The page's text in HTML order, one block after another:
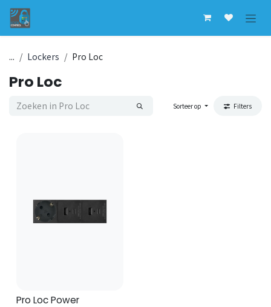
... Lockers Pro Loc
Pro Loc
Sorteer op Filters
Pro Loc Power